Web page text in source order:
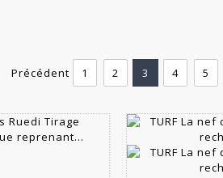
Précédent 1 2 3 4 5